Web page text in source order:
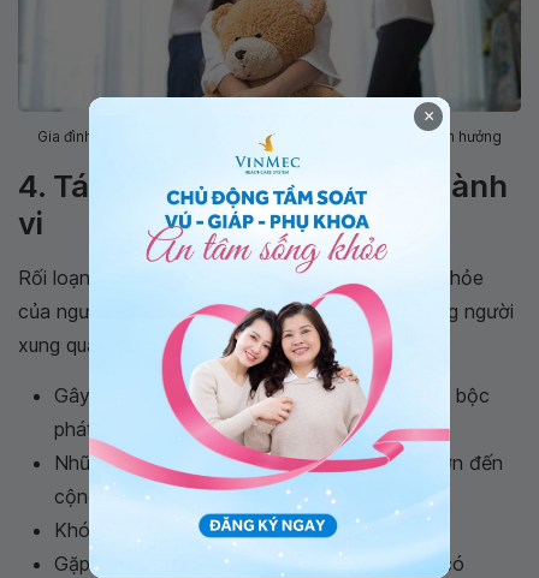
Gia đình không hạnh phúc có thể khiến hành vi của bé bị ảnh hưởng
4. Tác hại của bệnh rối loạn hành
vi
Rối loạn hành vi không chỉ ảnh hưởng đến sức khỏe
của người bệnh mà còn gây ảnh hưởng tới những người
xung quanh.
Gây hại tới bản thân bằng những hành động bộc
phát, không suy nghĩ
Những hành động thô bạo gây ảnh hưởng lớn đến
cộng đồng và những người xung quanh
Khó thích nghi với xã hội, cô lập bản thân
Gặp các vấn đề liên quan đến pháp luật do có
×